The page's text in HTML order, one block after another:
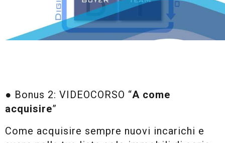
● Bonus 2: VIDEOCORSO “A come
acquisire”
Come acquisire sempre nuovi incarichi e